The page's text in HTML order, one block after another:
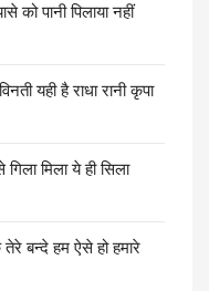
पानी पिलाया नहीं
यही है राधा रानी कृपा
मिला ये ही सिला
बन्दे हम ऐसे हो हमारे